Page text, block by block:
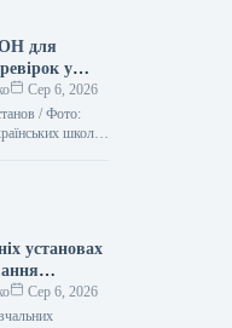
для
у
Сер 6, 2026
/ Фото:
школах
України
установах
Сер 6, 2026